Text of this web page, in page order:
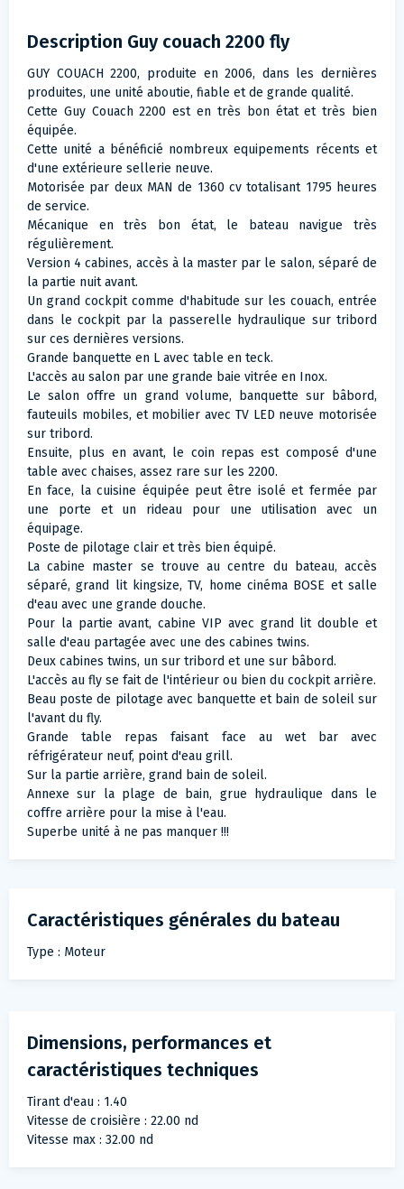
Description Guy couach 2200 fly
GUY COUACH 2200, produite en 2006, dans les dernières
produites, une unité aboutie, fiable et de grande qualité.
Cette Guy Couach 2200 est en très bon état et très bien
équipée.
Cette unité a bénéficié nombreux equipements récents et
d'une extérieure sellerie neuve.
Motorisée par deux MAN de 1360 cv totalisant 1795 heures
de service.
Mécanique en très bon état, le bateau navigue très
régulièrement.
Version 4 cabines, accès à la master par le salon, séparé de
la partie nuit avant.
Un grand cockpit comme d'habitude sur les couach, entrée
dans le cockpit par la passerelle hydraulique sur tribord
sur ces dernières versions.
Grande banquette en L avec table en teck.
L'accès au salon par une grande baie vitrée en Inox.
Le salon offre un grand volume, banquette sur bâbord,
fauteuils mobiles, et mobilier avec TV LED neuve motorisée
sur tribord.
Ensuite, plus en avant, le coin repas est composé d'une
table avec chaises, assez rare sur les 2200.
En face, la cuisine équipée peut être isolé et fermée par
une porte et un rideau pour une utilisation avec un
équipage.
Poste de pilotage clair et très bien équipé.
La cabine master se trouve au centre du bateau, accès
séparé, grand lit kingsize, TV, home cinéma BOSE et salle
d'eau avec une grande douche.
Pour la partie avant, cabine VIP avec grand lit double et
salle d'eau partagée avec une des cabines twins.
Deux cabines twins, un sur tribord et une sur bâbord.
L'accès au fly se fait de l'intérieur ou bien du cockpit arrière.
Beau poste de pilotage avec banquette et bain de soleil sur
l'avant du fly.
Grande table repas faisant face au wet bar avec
réfrigérateur neuf, point d'eau grill.
Sur la partie arrière, grand bain de soleil.
Annexe sur la plage de bain, grue hydraulique dans le
coffre arrière pour la mise à l'eau.
Superbe unité à ne pas manquer !!!
Caractéristiques générales du bateau
Type : Moteur
Dimensions, performances et
caractéristiques techniques
Tirant d'eau : 1.40
Vitesse de croisière : 22.00 nd
Vitesse max : 32.00 nd